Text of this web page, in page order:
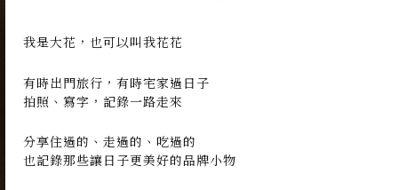
我是大花，也可以叫我花花
有時出門旅行，有時宅家過日子
拍照、寫字，記錄一路走來
分享住過的、走過的、吃過的
也記錄那些讓日子更美好的品牌小物